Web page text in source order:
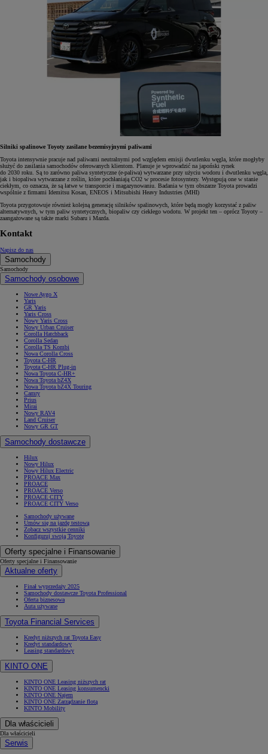
Silniki spalinowe Toyoty zasilane bezemisyjnymi paliwami
Toyota intensywnie pracuje nad paliwami neutralnymi pod względem emisji dwutlenku węgla, które mogłyby
służyć do zasilania samochodów oferowanych klientom. Planuje je wprowadzić na japoński rynek
do 2030 roku. Są to zarówno paliwa syntetyczne (e-paliwa) wytwarzane przy użyciu wodoru i dwutlenku węgla,
jak i biopaliwa wytwarzane z roślin, które pochłaniają CO2 w procesie fotosyntezy. Występują one w stanie
ciekłym, co oznacza, że są łatwe w transporcie i magazynowaniu. Badania w tym obszarze Toyota prowadzi
wspólnie z firmami Idemitsu Kosan, ENEOS i Mitsubishi Heavy Industries (MHI)
Toyota przygotowuje również kolejną generację silników spalinowych, które będą mogły korzystać z paliw
alternatywnych, w tym paliw syntetycznych, biopaliw czy ciekłego wodotu. W projekt ten – oprócz Toyoty –
zaangażowane są także marki Subaru i Mazda.
Kontakt
Napisz do nas
Samochody
Samochody
Samochody osobowe
Nowe Aygo X
Yaris
GR Yaris
Yaris Cross
Nowy Yaris Cross
Nowy Urban Cruiser
Corolla Hatchback
Corolla Sedan
Corolla TS Kombi
Nowa Corolla Cross
Toyota C-HR
Toyota C-HR Plug-in
Nowa Toyota C-HR+
Nowa Toyota bZ4X
Nowa Toyota bZ4X Touring
Camry
Prius
Mirai
Nowy RAV4
Land Cruiser
Nowy GR GT
Samochody dostawcze
Hilux
Nowy Hilux
Nowy Hilux Electric
PROACE Max
PROACE
PROACE Verso
PROACE CITY
PROACE CITY Verso
Samochody używane
Umów się na jazdę testową
Zobacz wszystkie cenniki
Konfiguruj swoją Toyotę
Oferty specjalne i Finansowanie
Oferty specjalne i Finansowanie
Aktualne oferty
Finał wyprzedaży 2025
Samochody dostawcze Toyota Professional
Oferta biznesowa
Auta używane
Toyota Financial Services
Kredyt niższych rat Toyota Easy
Kredyt standardowy
Leasing standardowy
KINTO ONE
KINTO ONE Leasing niższych rat
KINTO ONE Leasing konsumencki
KINTO ONE Najem
KINTO ONE Zarządzanie flotą
KINTO Mobility
Dla właścicieli
Dla właścicieli
Serwis